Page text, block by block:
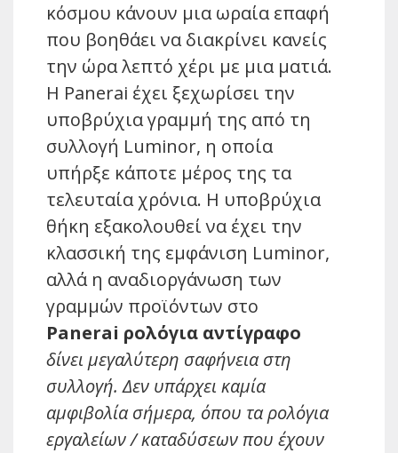
κόσμου κάνουν μια ωραία επαφή
που βοηθάει να διακρίνει κανείς
την ώρα λεπτό χέρι με μια ματιά.
Η Panerai έχει ξεχωρίσει την
υποβρύχια γραμμή της από τη
συλλογή Luminor, η οποία
υπήρξε κάποτε μέρος της τα
τελευταία χρόνια. Η υποβρύχια
θήκη εξακολουθεί να έχει την
κλασσική της εμφάνιση Luminor,
αλλά η αναδιοργάνωση των
γραμμών προϊόντων στο
Panerai ρολόγια αντίγραφο
δίνει μεγαλύτερη σαφήνεια στη
συλλογή. Δεν υπάρχει καμία
αμφιβολία σήμερα, όπου τα ρολόγια
εργαλείων / καταδύσεων που έχουν